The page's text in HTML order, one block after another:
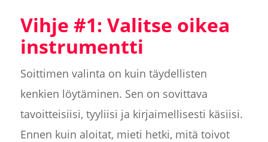
Vihje #1: Valitse oikea
instrumentti
Soittimen valinta on kuin täydellisten
kenkien löytäminen. Sen on sovittava
tavoitteisiisi, tyyliisi ja kirjaimellisesti käsiisi.
Ennen kuin aloitat, mieti hetki, mitä toivot